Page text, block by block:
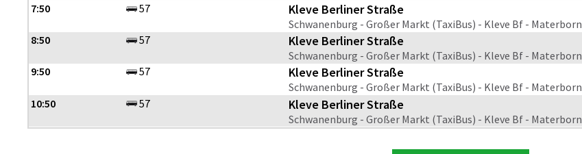
7:50
57 Kleve Berliner Straße
Schwanenburg - Großer Markt (TaxiBus) - Kleve Bf - Materborn
8:50
57 Kleve Berliner Straße
Schwanenburg - Großer Markt (TaxiBus) - Kleve Bf - Materborn
9:50
57 Kleve Berliner Straße
Schwanenburg - Großer Markt (TaxiBus) - Kleve Bf - Materborn
10:50
57 Kleve Berliner Straße
Schwanenburg - Großer Markt (TaxiBus) - Kleve Bf - Materborn